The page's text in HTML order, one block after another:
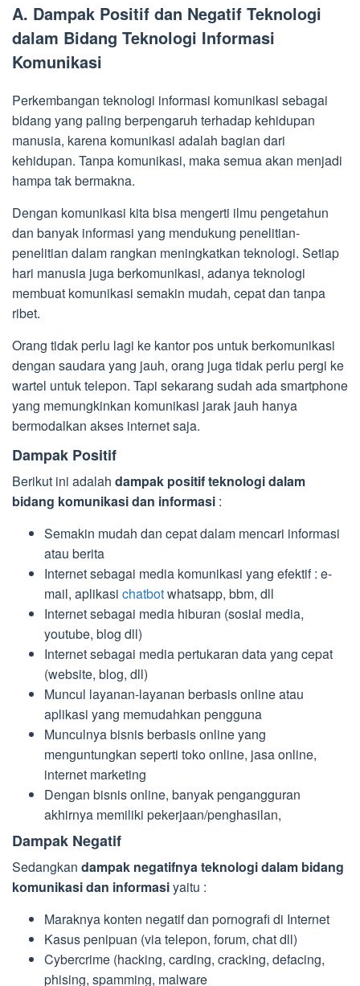
A. Dampak Positif dan Negatif Teknologi
dalam Bidang Teknologi Informasi
Komunikasi
Perkembangan teknologi informasi komunikasi sebagai
bidang yang paling berpengaruh terhadap kehidupan
manusia, karena komunikasi adalah bagian dari
kehidupan. Tanpa komunikasi, maka semua akan menjadi
hampa tak bermakna.
Dengan komunikasi kita bisa mengerti ilmu pengetahun
dan banyak informasi yang mendukung penelitian-
penelitian dalam rangkan meningkatkan teknologi. Setiap
hari manusia juga berkomunikasi, adanya teknologi
membuat komunikasi semakin mudah, cepat dan tanpa
ribet.
Orang tidak perlu lagi ke kantor pos untuk berkomunikasi
dengan saudara yang jauh, orang juga tidak perlu pergi ke
wartel untuk telepon. Tapi sekarang sudah ada smartphone
yang memungkinkan komunikasi jarak jauh hanya
bermodalkan akses internet saja.
Dampak Positif
Berikut ini adalah dampak positif teknologi dalam
bidang komunikasi dan informasi :
Semakin mudah dan cepat dalam mencari informasi
atau berita
Internet sebagai media komunikasi yang efektif : e-
mail, aplikasi chatbotwhatsapp, bbm, dll
Internet sebagai media hiburan (sosial media,
youtube, blog dll)
Internet sebagai media pertukaran data yang cepat
(website, blog, dll)
Muncul layanan-layanan berbasis online atau
aplikasi yang memudahkan pengguna
Munculnya bisnis berbasis online yang
menguntungkan seperti toko online, jasa online,
internet marketing
Dengan bisnis online, banyak pengangguran
akhirnya memiliki pekerjaan/penghasilan,
Dampak Negatif
Sedangkan dampak negatifnya teknologi dalam bidang
komunikasi dan informasiyaitu :
Maraknya konten negatif dan pornografi di Internet
Kasus penipuan (via telepon, forum, chat dll)
Cybercrime (hacking, carding, cracking, defacing,
phising, spamming, malware